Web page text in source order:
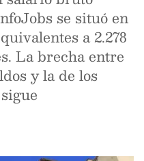
se situó en
a 2.278
La brecha entre
y la de los